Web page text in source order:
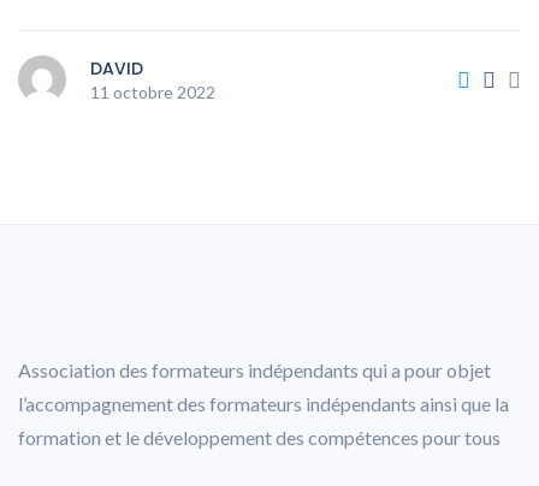
DAVID
11 octobre 2022
Association des formateurs indépendants qui a pour objet
l’accompagnement des formateurs indépendants ainsi que la
formation et le développement des compétences pour tous